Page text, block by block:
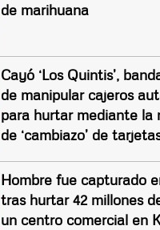
de marihuana
Cayó ‘Los Quintis’,
de manipular cajeros
para hurtar mediante la
de ‘cambiazo’ de
Hombre fue capturado
tras hurtar 42 millones
un centro comercial en